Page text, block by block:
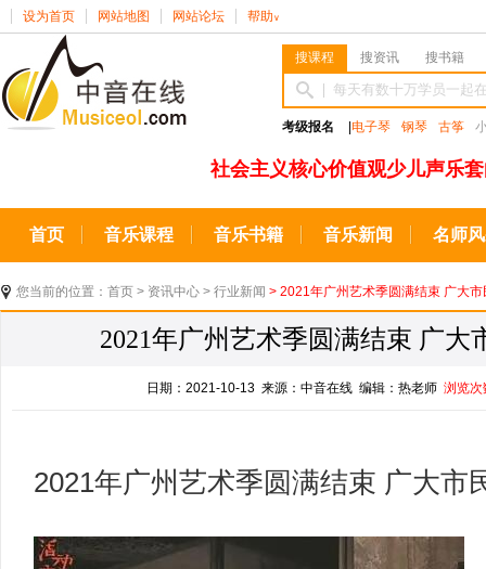
设为首页 网站地图 网站论坛 帮助 ∨
搜课程 搜资讯 搜书籍
考级报名 电子琴 钢琴 古筝
社会主义核心价值观少儿声乐
首页 音乐课程 音乐书籍 音乐新闻 名师
您当前的位置： 首页 > 资讯中心 > 行业新闻 > 2021年广州艺术季圆满结束 广大
2021年广州艺术季圆满结束 广大
日期：2021-10-13 来源：中音在线 编辑：热老师 浏览次
2021年广州艺术季圆满结束 广大市